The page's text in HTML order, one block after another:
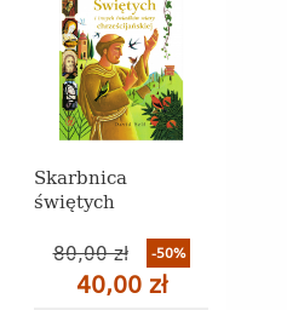
Skarbnica
świętych
80,00 zł -50%
40,00 zł